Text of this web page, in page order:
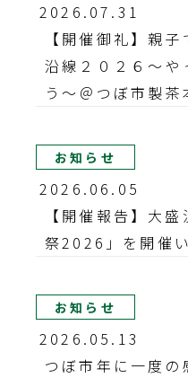
2026.07.31
【開催御礼】親
沿線２０２６～や
う～＠つぼ市製茶
お知らせ
2026.06.05
【開催報告】大
祭2026」を開催
お知らせ
2026.05.13
つぼ市年に一度